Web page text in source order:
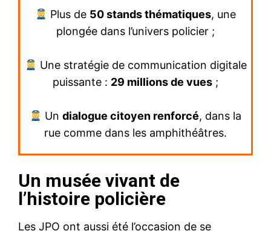
Plus de 50 stands thématiques, une
plongée dans l’univers policier ;
Une stratégie de communication digitale
puissante : 29 millions de vues ;
Undialogue citoyen renforcé, dans la
rue comme dans les amphithéâtres.
Un musée vivant de
l’histoire policière
Les JPO ont aussi été l’occasion de se